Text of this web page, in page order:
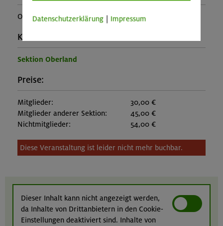
OL-25-0819
Kontakt Veranstalter:
Sektion Oberland
Preise:
Mitglieder:
30,00 €
Mitglieder anderer Sektion:
45,00 €
Nichtmitglieder:
54,00 €
Diese Veranstaltung ist leider nicht mehr buchbar.
Dieser Inhalt kann nicht angezeigt werden,
da Inhalte von Drittanbietern in den Cookie-
Einstellungen deaktiviert sind. Inhalte von
Datenschutzerklärung Impressum